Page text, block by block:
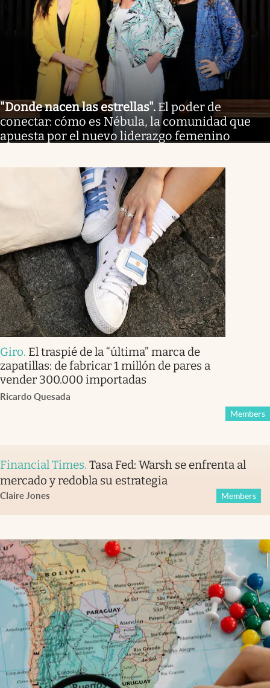
"Donde nacen las estrellas". El poder de
conectar: cómo es Nébula, la comunidad que
apuesta por el nuevo liderazgo femenino
Giro. El traspié de la “última” marca de
zapatillas: de fabricar 1 millón de pares a
vender 300.000 importadas
Ricardo Quesada
Members
Financial Times. Tasa Fed: Warsh se enfrenta al
mercado y redobla su estrategia
Claire Jones Members